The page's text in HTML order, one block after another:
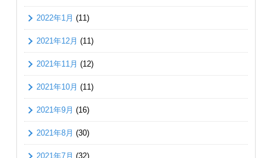
2022年1月 (11)
2021年12月 (11)
2021年11月 (12)
2021年10月 (11)
2021年9月 (16)
2021年8月 (30)
2021年7月 (32)